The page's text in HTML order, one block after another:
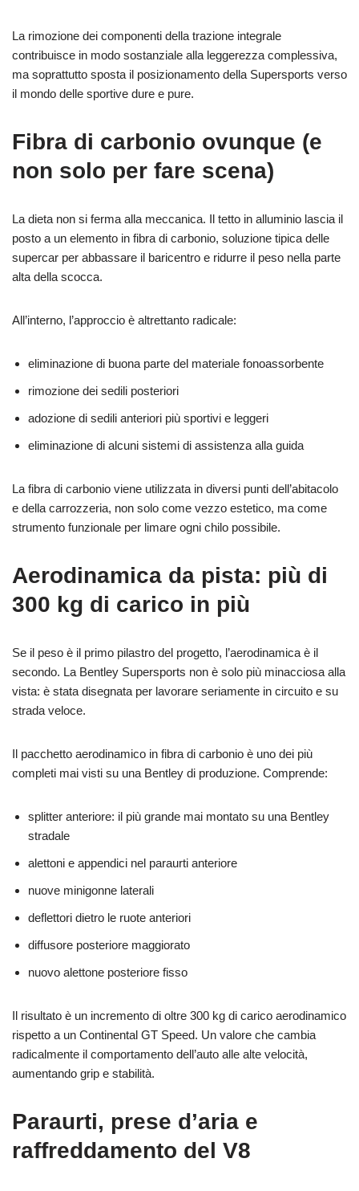
La rimozione dei componenti della trazione integrale
contribuisce in modo sostanziale alla leggerezza complessiva,
ma soprattutto sposta il posizionamento della Supersports verso
il mondo delle sportive dure e pure.
Fibra di carbonio ovunque (e
non solo per fare scena)
La dieta non si ferma alla meccanica. Il tetto in alluminio lascia il
posto a un elemento in fibra di carbonio, soluzione tipica delle
supercar per abbassare il baricentro e ridurre il peso nella parte
alta della scocca.
All’interno, l’approccio è altrettanto radicale:
eliminazione di buona parte del materiale fonoassorbente
rimozione dei sedili posteriori
adozione di sedili anteriori più sportivi e leggeri
eliminazione di alcuni sistemi di assistenza alla guida
La fibra di carbonio viene utilizzata in diversi punti dell’abitacolo
e della carrozzeria, non solo come vezzo estetico, ma come
strumento funzionale per limare ogni chilo possibile.
Aerodinamica da pista: più di
300 kg di carico in più
Se il peso è il primo pilastro del progetto, l’aerodinamica è il
secondo. La Bentley Supersports non è solo più minacciosa alla
vista: è stata disegnata per lavorare seriamente in circuito e su
strada veloce.
Il pacchetto aerodinamico in fibra di carbonio è uno dei più
completi mai visti su una Bentley di produzione. Comprende:
splitter anteriore: il più grande mai montato su una Bentley
stradale
alettoni e appendici nel paraurti anteriore
nuove minigonne laterali
deflettori dietro le ruote anteriori
diffusore posteriore maggiorato
nuovo alettone posteriore fisso
Il risultato è un incremento di oltre 300 kg di carico aerodinamico
rispetto a un Continental GT Speed. Un valore che cambia
radicalmente il comportamento dell’auto alle alte velocità,
aumentando grip e stabilità.
Paraurti, prese d’aria e
raffreddamento del V8